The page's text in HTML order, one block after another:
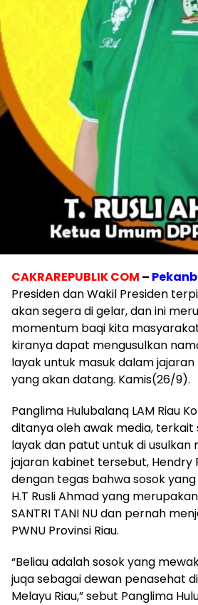
CAKRAREPUBLIK COM –
Presiden dan Wakil Presiden
akan segera di gelar, dan ini
momentum baqi kita
kiranya dapat mengusulkan
layak untuk masuk dalam
yang akan datang. Kamis(26/9).
Panglima Hulubalanq LAM Riau
ditanya oleh awak media, terkait
layak dan patut untuk di usulkan
jajaran kabinet tersebut, Hendry
dengan tegas bahwa sosok
H.T Rusli Ahmad yang
SANTRI TANI NU dan pernah
PWNU Provinsi Riau.
“Beliau adalah sosok yang
juqa sebagai dewan penasehat
Melayu Riau,” sebut Panglima